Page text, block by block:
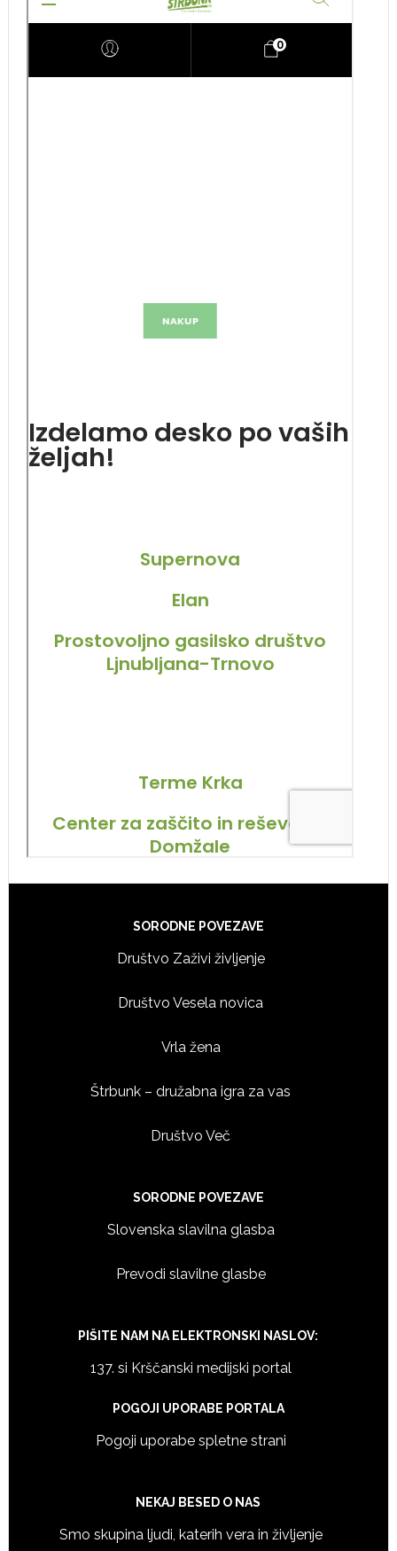
SORODNE POVEZAVE
Društvo Zaživi življenje
Društvo Vesela novica
Vrla žena
Štrbunk – družabna igra za vas
Društvo Več
SORODNE POVEZAVE
Slovenska slavilna glasba
Prevodi slavilne glasbe
PIŠITE NAM NA ELEKTRONSKI NASLOV:
137. si Krščanski medijski portal
POGOJI UPORABE PORTALA
Pogoji uporabe spletne strani
NEKAJ BESED O NAS
Smo skupina ljudi, katerih vera in življenje